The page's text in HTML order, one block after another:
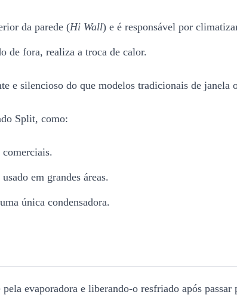
da parede (Hi Wall) e é responsável por
de fora, realiza a troca de calor.
e silencioso do que modelos tradicionais de janela
Split, como:
em grandes áreas.
única condensadora.
evaporadora e liberando-o resfriado após passar